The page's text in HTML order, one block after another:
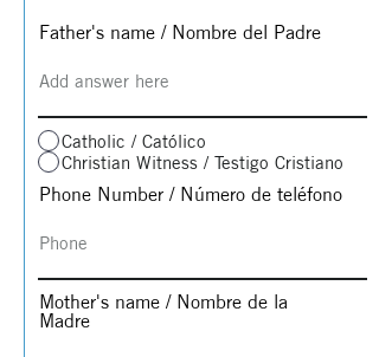
Father's name / Nombre del Padre
Catholic / Católico
Christian Witness / Testigo Cristiano
Phone Number / Número de teléfono
Mother's name / Nombre de la
Madre